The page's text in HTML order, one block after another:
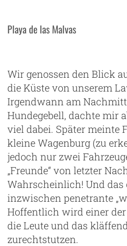
Playa de las Malvas
Wir genossen den Blick
die Küste von unserem
Irgendwann am
Hundegebell, dachte mir
viel dabei. Später meinte
kleine Wagenburg (zu
jedoch nur zwei
„Freunde“ von letzter
Wahrscheinlich! Und das
inzwischen penetrante
Hoffentlich wird einer
die Leute und das
zurechtstutzen.